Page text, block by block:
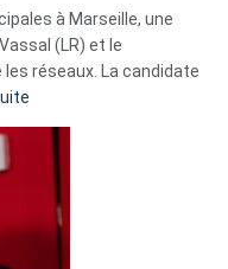
à Marseille, une
(LR) et le
réseaux. La candidate
Martine
Vassal
d’alliance
secrète